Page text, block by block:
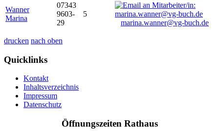
Wanner
Marina
07343
9603-
29
5
marina.wanner@vg-buch.de
drucken nach oben
Quicklinks
Kontakt
Inhaltsverzeichnis
Impressum
Datenschutz
Öffnungszeiten Rathaus